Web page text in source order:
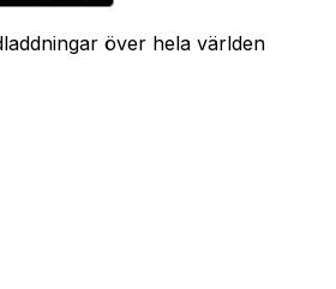
över hela världen